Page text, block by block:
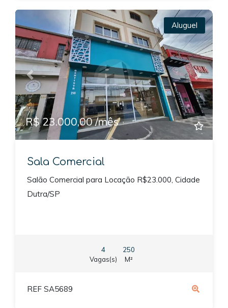
Previous Next
Aluguel
R$ 23.000,00 /mês
Sala Comercial
Salão Comercial para Locação R$23.000, Cidade
Dutra/SP
4
Vagas(s)
250
M²
REF SA5689